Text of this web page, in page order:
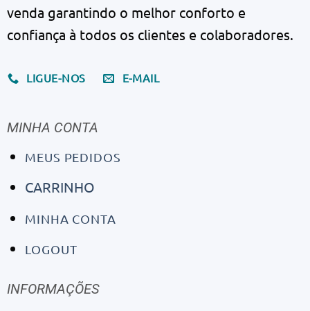
venda garantindo o melhor conforto e
confiança à todos os clientes e colaboradores.
LIGUE-NOS E-MAIL
MINHA CONTA
MEUS PEDIDOS
CARRINHO
MINHA CONTA
LOGOUT
INFORMAÇÕES